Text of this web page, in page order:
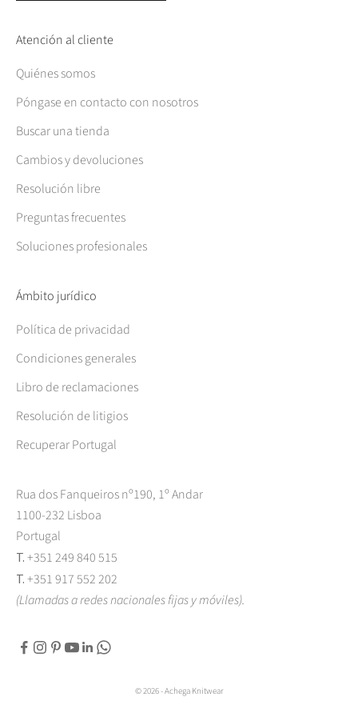
Atención al cliente
Quiénes somos
Póngase en contacto con nosotros
Buscar una tienda
Cambios y devoluciones
Resolución libre
Preguntas frecuentes
Soluciones profesionales
Ámbito jurídico
Política de privacidad
Condiciones generales
Libro de reclamaciones
Resolución de litigios
Recuperar Portugal
Rua dos Fanqueiros nº190, 1º Andar
1100-232 Lisboa
Portugal
T. +351 249 840 515
T. +351 917 552 202
(Llamadas a redes nacionales fijas y móviles).
© 2026 - Achega Knitwear